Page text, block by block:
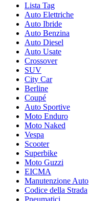
Lista Tag
Auto Elettriche
Auto Ibride
Auto Benzina
Auto Diesel
Auto Usate
Crossover
SUV
City Car
Berline
Coupé
Auto Sportive
Moto Enduro
Moto Naked
Vespa
Scooter
Superbike
Moto Guzzi
EICMA
Manutenzione Auto
Codice della Strada
Pneumatici